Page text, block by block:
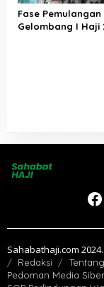
Fase Pemulangan
Gelombang I Haji
Sahabathaji.com
Redaksi
Pedoman Media Siber